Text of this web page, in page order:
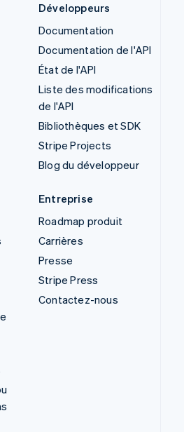
Développeurs
Documentation
Documentation de l'API
État de l'API
Liste des modifications
de l'API
Bibliothèques et SDK
Stripe Projects
Blog du développeur
Entreprise
Roadmap produit
Carrières
Presse
Stripe Press
Contactez-nous